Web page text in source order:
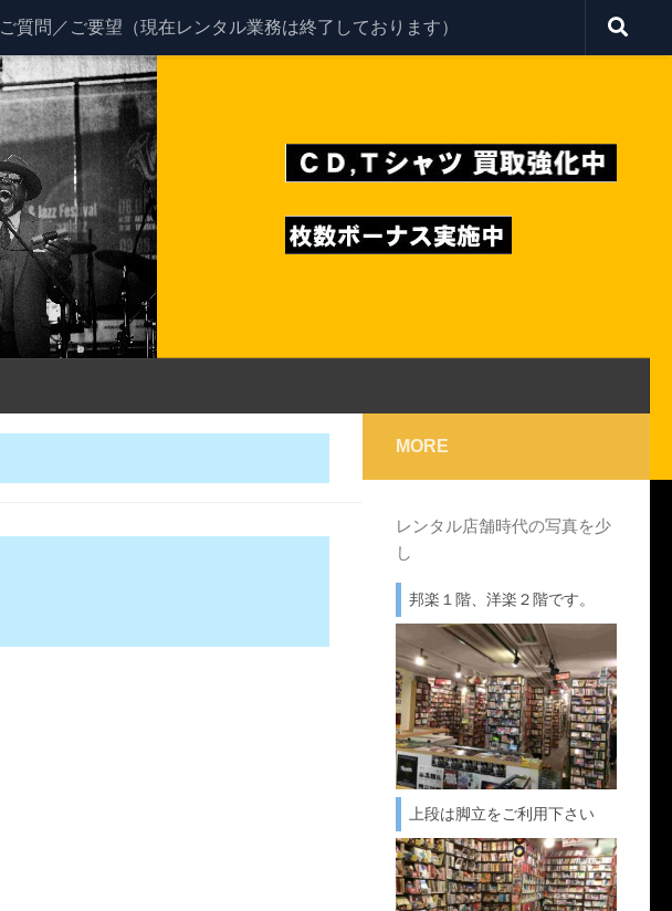
ご質問／ご要望（現在レンタル業務は終了しております）
MORE
レンタル店舗時代の写真を少
し
邦楽１階、洋楽２階です。
上段は脚立をご利用下さい